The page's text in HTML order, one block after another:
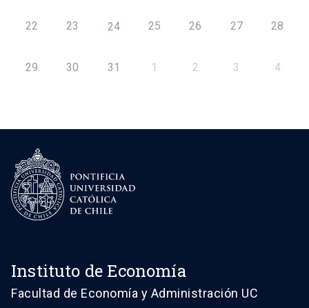
22 23 24 25 26 27 28
29 30 31 1 2 3 4
Instituto de Economía
Facultad de Economía y Administración UC